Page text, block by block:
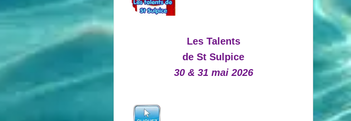
Les Talents
de St Sulpice
30 & 31 mai 2026